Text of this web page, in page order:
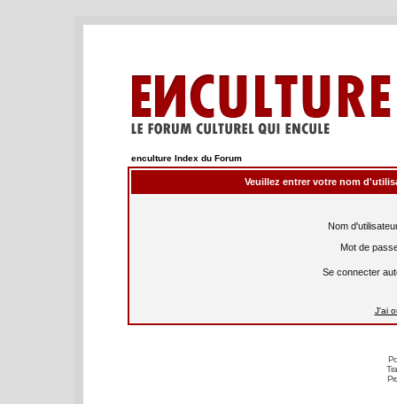
enculture Index du Forum
Veuillez entrer votre nom
Nom
Mot de
Se connecter
J'ai